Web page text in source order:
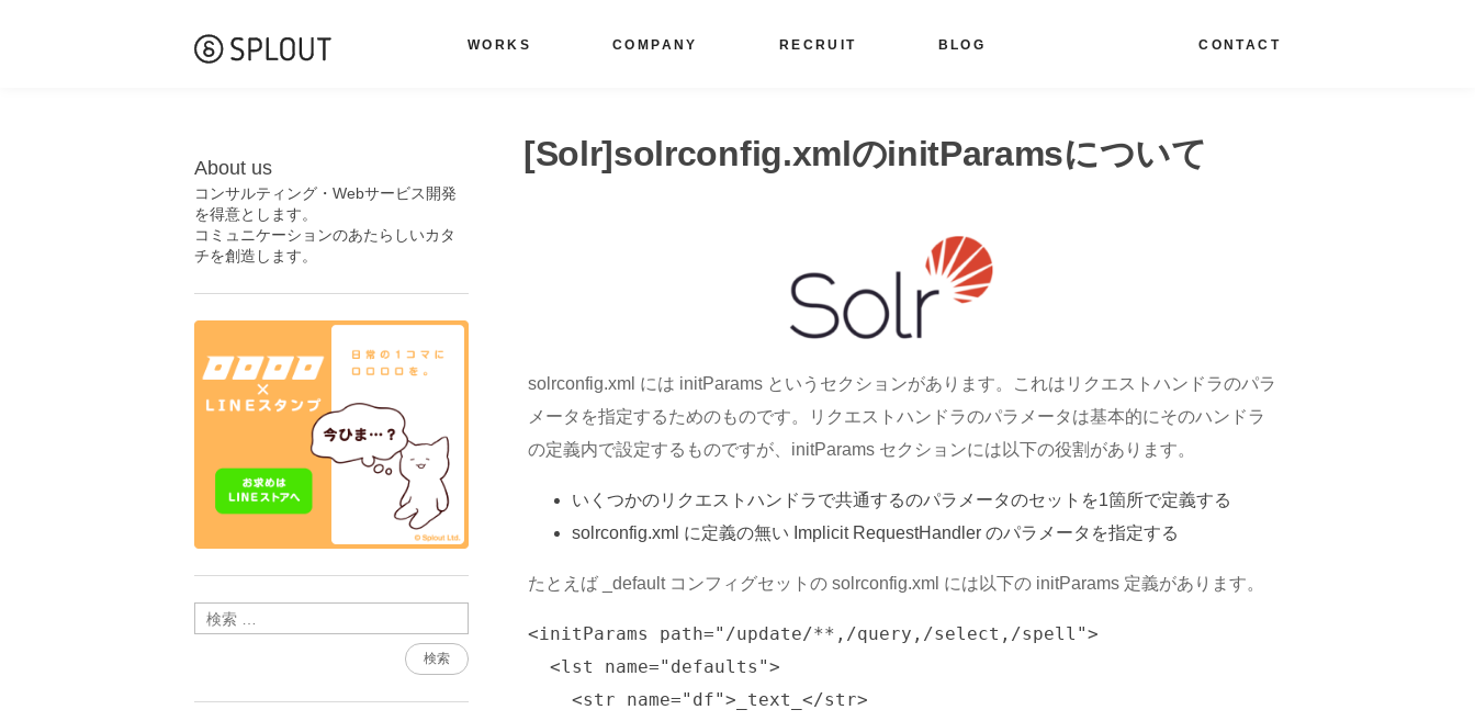
WORKS COMPANY RECRUIT BLOG CONTACT
[Solr]solrconfig.xmlのinitParamsについて
solrconfig.xml には initParams というセクションがあります。これはリクエストハンドラのパラ
メータを指定するためのものです。リクエストハンドラのパラメータは基本的にそのハンドラ
の定義内で設定するものですが、initParams セクションには以下の役割があります。
いくつかのリクエストハンドラで共通するのパラメータのセットを1箇所で定義する
solrconfig.xml に定義の無い Implicit RequestHandler のパラメータを指定する
たとえば _default コンフィグセットの solrconfig.xml には以下の initParams 定義があります。
<initParams path="/update/**,/query,/select,/spell">
  <lst name="defaults">
    <str name="df">_text_</str>
About us
コンサルティング・Webサービス開発
を得意とします。
コミュニケーションのあたらしいカタ
チを創造します。
検索